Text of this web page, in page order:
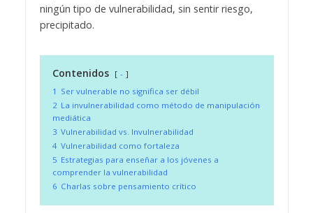
ningún tipo de vulnerabilidad, sin sentir riesgo,
precipitado.
Contenidos
-
1 Ser vulnerable no significa ser débil
2 La invulnerabilidad como método de manipulación
mediática
3 Vulnerabilidad vs. Invulnerabilidad
4 Vulnerabilidad como fortaleza
5 Estrategias para enseñar a los jóvenes a
comprender la vulnerabilidad
6 Charlas sobre pensamiento crítico